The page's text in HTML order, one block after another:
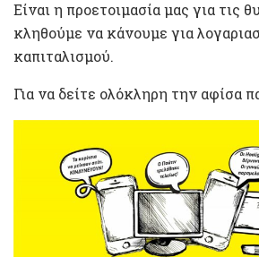
Είναι η προετοιµασία µας για τις
κληθούµε να κάνουµε για
καπιταλισµού.
Για να δείτε ολόκληρη την αφίσα